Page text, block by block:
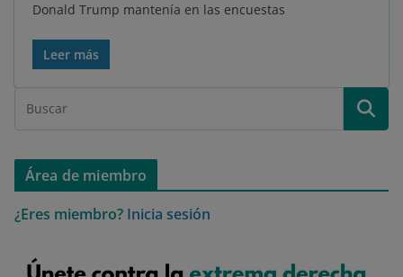
Donald Trump mantenía en las encuestas
Leer más
Área de miembro
¿Eres miembro? Inicia sesión